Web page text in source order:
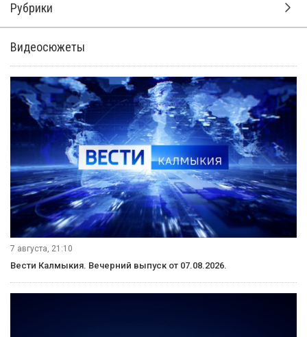
Рубрики
Видеосюжеты
7 августа, 21:10
Вести Калмыкия. Вечерний выпуск от 07.08.2026.